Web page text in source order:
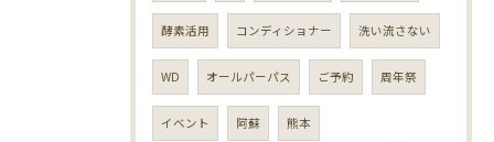
酵素活用 コンディショナー 洗い流さない
WD オールパーパス ご予約 周年祭
イベント 阿蘇 熊本